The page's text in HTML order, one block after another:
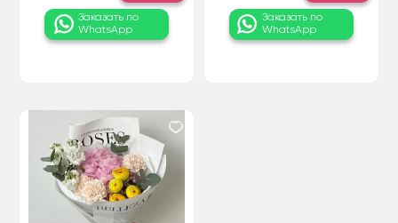
Заказать по
WhatsApp
Заказать по
WhatsApp